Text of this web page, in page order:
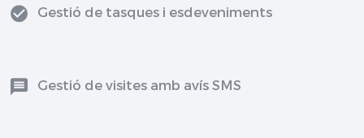
Gestió de tasques i esdeveniments
Gestió de visites amb avís SMS